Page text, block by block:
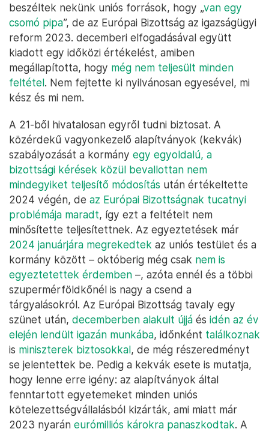
beszéltek nekünk uniós források, hogy „van egy
csomó pipa”, de az Európai Bizottság az igazságügyi
reform 2023. decemberi elfogadásával együtt
kiadott egy időközi értékelést, amiben
megállapította, hogy még nem teljesült minden
feltétel. Nem fejtette ki nyilvánosan egyesével, mi
kész és mi nem.
A 21-ből hivatalosan egyről tudni biztosat. A
közérdekű vagyonkezelő alapítványok (kekvák)
szabályozását a kormány egy egyoldalú, a
bizottsági kérések közül bevallottan nem
mindegyiket teljesítő módosítás után értékeltette
2024 végén, de az Európai Bizottságnak tucatnyi
problémája maradt, így ezt a feltételt nem
minősítette teljesítettnek. Az egyeztetések már
2024 januárjára megrekedtek az uniós testület és a
kormány között – októberig még csak nem is
egyeztetettek érdemben –, azóta ennél és a többi
szupermérföldkőnél is nagy a csend a
tárgyalásokról. Az Európai Bizottság tavaly egy
szünet után, decemberben alakult újjá és idén az év
elején lendült igazán munkába, időnként találkoznak
is miniszterek biztosokkal, de még részeredményt
se jelentettek be. Pedig a kekvák esete is mutatja,
hogy lenne erre igény: az alapítványok által
fenntartott egyetemeket minden uniós
kötelezettségvállalásból kizárták, ami miatt már
2023 nyarán eurómilliós károkra panaszkodtak. A